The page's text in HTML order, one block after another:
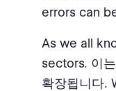
errors can
As we all
sectors. 이
확장됩니다.